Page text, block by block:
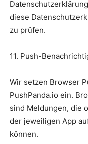
diese
zu prüfen.
11. Push-
Wir setzen Browser
PushPanda.io ein.
sind Meldungen, die
der jeweiligen App
können.